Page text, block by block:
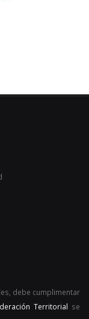
debe cumplimentar
Territorial se